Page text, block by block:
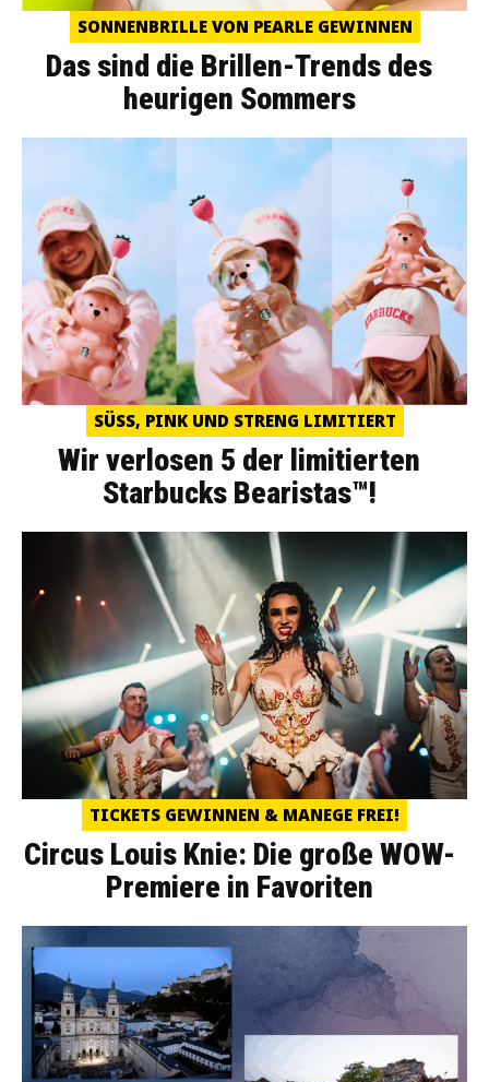
SONNENBRILLE VON PEARLE GEWINNEN
Das sind die Brillen-Trends des
heurigen Sommers
SÜSS, PINK UND STRENG LIMITIERT
Wir verlosen 5 der limitierten
Starbucks Bearistas™!
TICKETS GEWINNEN & MANEGE FREI!
Circus Louis Knie: Die große WOW-
Premiere in Favoriten